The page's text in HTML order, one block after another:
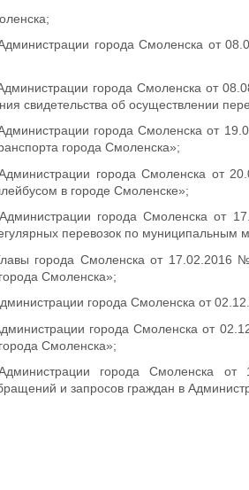
города Смоленска от
города Смоленска от
свидетельства об осуществлении
города Смоленска от
города Смоленска»;
города Смоленска от
в городе Смоленске»;
города Смоленска от
перевозок по муниципальным
города Смоленска от 17.02.2016
Смоленска»;
города Смоленска от
города Смоленска от
Смоленска»;
города Смоленска
и запросов граждан в